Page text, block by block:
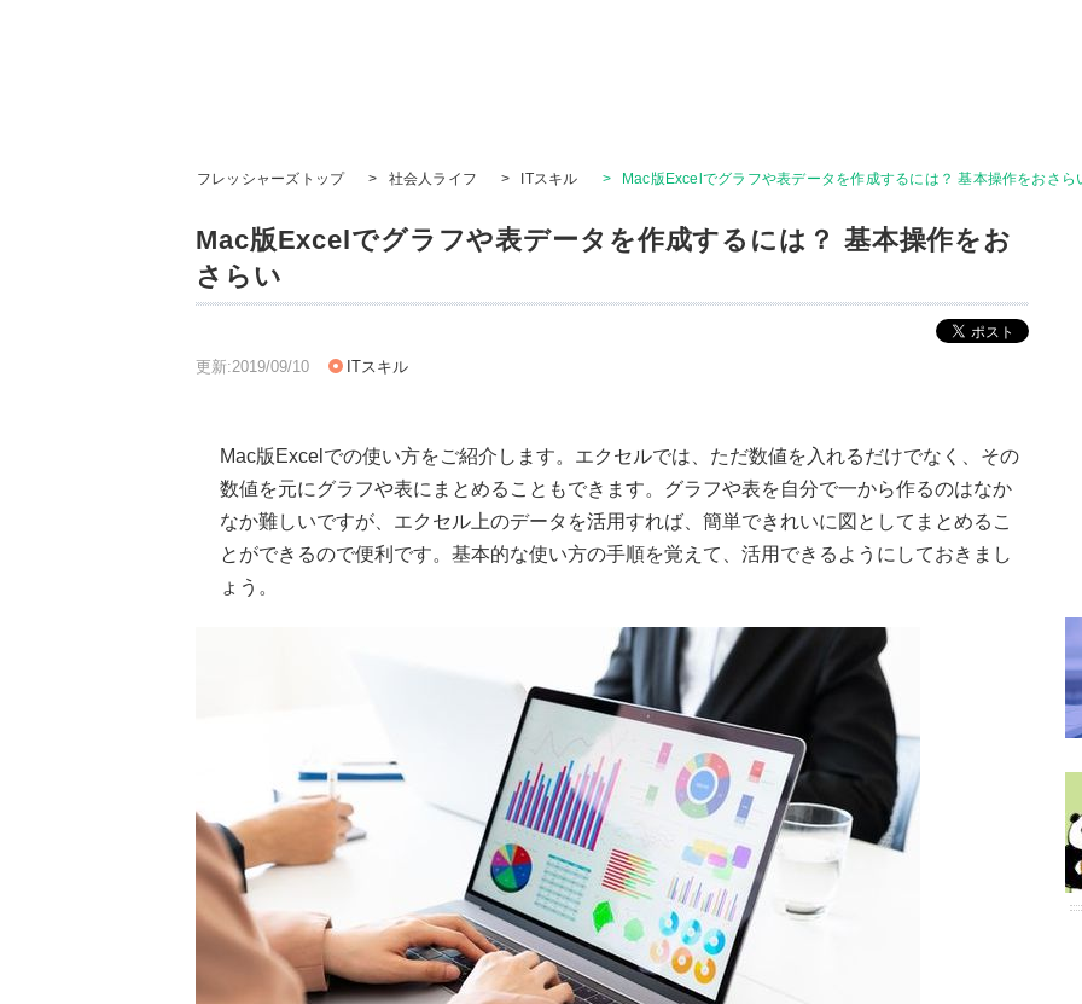
フレッシャーズトップ > 社会人ライフ > ITスキル > Mac版Excelでグラフや表データを作成するには？ 基本操作をおさら
Mac版Excelでグラフや表データを作成するには？ 基本操作をお
さらい
更新:2019/09/10 ITスキル
Mac版Excelでの使い方をご紹介します。エクセルでは、ただ数値を入れるだけでなく、その
数値を元にグラフや表にまとめることもできます。グラフや表を自分で一から作るのはなか
なか難しいですが、エクセル上のデータを活用すれば、簡単できれいに図としてまとめるこ
とができるので便利です。基本的な使い方の手順を覚えて、活用できるようにしておきまし
ょう。